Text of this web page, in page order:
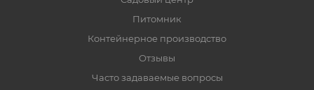
Питомник
Контейнерное производство
Отзывы
Часто задаваемые вопросы